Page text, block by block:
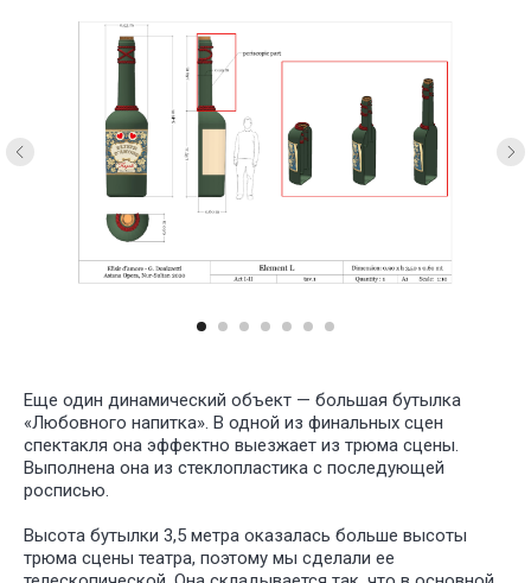
Еще один динамический объект — большая бутылка
«Любовного напитка». В одной из финальных сцен
спектакля она эффектно выезжает из трюма сцены.
Выполнена она из стеклопластика с последующей
росписью.
Высота бутылки 3,5 метра оказалась больше высоты
трюма сцены театра, поэтому мы сделали ее